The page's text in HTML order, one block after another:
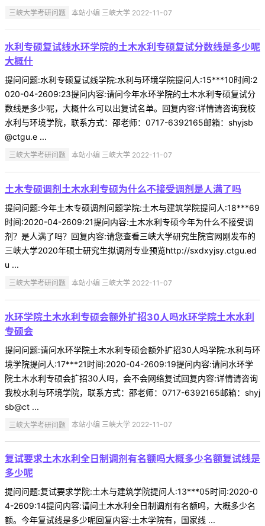
三峡大学考研问题 本站小编 三峡大学 2022-11-07
水利专硕复试线水环学院的土木水利专硕复试分数线是多少呢
大概什
提问问题:水利专硕复试线学院:水利与环境学院提问人:15***10时间:2
020-04-2609:23提问内容:请问今年水环学院的土木水利专硕复试分
数线是多少呢，大概什么可以出复试名单。回复内容:详情请咨询我校
水利与环境学院，联系方式：邵老师：0717-6392165邮箱：shyjsb
@ctgu.e ...
三峡大学考研问题 本站小编 三峡大学 2022-11-07
土木专硕调剂土木水利专硕为什么不接受调剂是人满了吗
提问问题:今年土木专硕调剂问题学院:土木与建筑学院提问人:18***69
时间:2020-04-2609:21提问内容:土木水利专硕今年为什么不接受调
剂？是人满了吗？回复内容:请您查看三峡大学研究生院官网刚发布的
三峡大学2020年硕士研究生拟调剂专业预览http://sxdxyjsy.ctgu.ed
u ...
三峡大学考研问题 本站小编 三峡大学 2022-11-07
水环学院土木水利专硕会额外扩招30人吗水环学院土木水利
专硕会
提问问题:请问水环学院土木水利专硕会额外扩招30人吗学院:水利与环
境学院提问人:17***21时间:2020-04-2609:19提问内容:请问水环学
院土木水利专硕会扩招30人吗，会不会网络复试回复内容:详情请咨询
我校水利与环境学院，联系方式：邵老师：0717-6392165邮箱：shyj
sb@ct ...
三峡大学考研问题 本站小编 三峡大学 2022-11-07
复试要求土木水利全日制调剂有名额吗大概多少名额复试线是
多少呢
提问问题:复试要求学院:土木与建筑学院提问人:13***05时间:2020-0
4-2609:14提问内容:请问土木水利全日制调剂有名额吗，大概多少名
额。今年复试线是多少呢回复内容:土木学院有，国家线 ...